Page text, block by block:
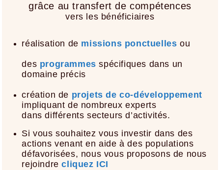
grâce au transfert de compétences
vers les bénéficiaires
réalisation de missions ponctuelles ou
des programmes spécifiques dans un
domaine précis
création de projets de co-développement
impliquant de nombreux experts
dans différents secteurs d’activités.
Si vous souhaitez vous investir dans des
actions venant en aide à des populations
défavorisées, nous vous proposons de nous
rejoindrecliquez ICI